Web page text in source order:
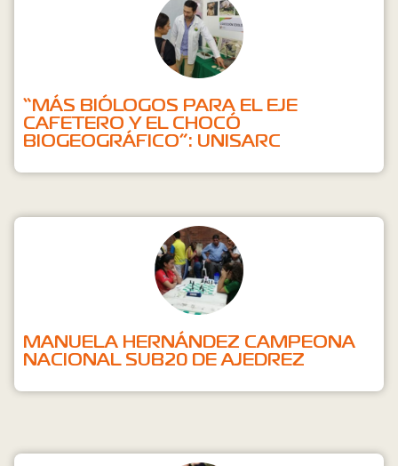
“MÁS BIÓLOGOS PARA EL EJE
CAFETERO Y EL CHOCÓ
BIOGEOGRÁFICO”: UNISARC
MANUELA HERNÁNDEZ CAMPEONA
NACIONAL SUB20 DE AJEDREZ